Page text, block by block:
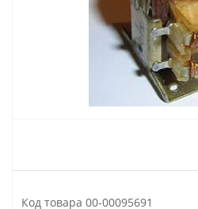
Код товара 00-00095691